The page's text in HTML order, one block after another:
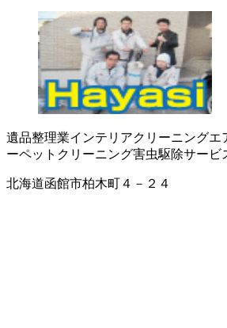
遺品整理業インテリアクリーニングエ
ーペットクリーニング害虫駆除サービ
北海道函館市柏木町４－２４